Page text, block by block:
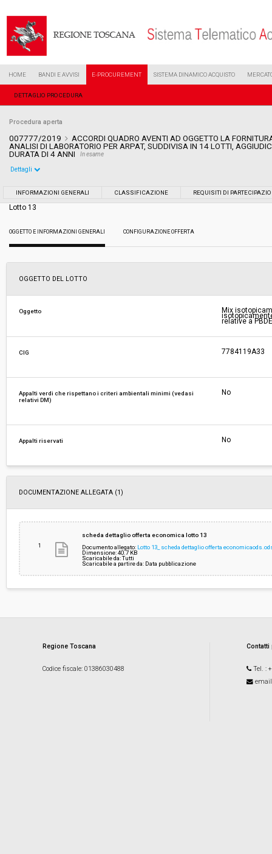
HOME BANDI E AVVISI E-PROCUREMENT SISTEMA DINAMICO ACQUISTO
DETTAGLIO PROCEDURA
Procedura aperta
007777/2019
ACCORDI QUADRO AVENTI AD OGGETTO LA
ANALISI DI LABORATORIO PER ARPAT, SUDDIVISA IN 14 LOTTI,
DURATA DI 4 ANNI
In esame
Tipo di contratto:
Data pubblicazione:
Svolgimento:
Responsabile attuale:
A.R.P.A.T. - AGENZIA REGIONALE PER LA
AMBIENTALE DELLA TOSCANA - SETTORE
Dettagli
INFORMAZIONI GENERALI CLASSIFICAZIONE REQUISITI DI
Lotto 13
OGGETTO E INFORMAZIONI GENERALI CONFIGURAZIONE OFFERTA
OGGETTO DEL LOTTO
Oggetto Mix
relative a PBDE
CIG 7784119A33
Appalti verdi che rispettano i criteri ambientali minimi (vedasi
relativi DM)
No
Appalti riservati No
DOCUMENTAZIONE ALLEGATA (1)
1
scheda dettaglio offerta economica lotto 13
Documento allegato: Lotto 13_ scheda dettaglio offerta
Dimensione: 40.7 KB
Scaricabile da: Tutti
Scaricabile a partire da: Data pubblicazione
Regione Toscana
Codice fiscale: 01386030488 Tel. :
email